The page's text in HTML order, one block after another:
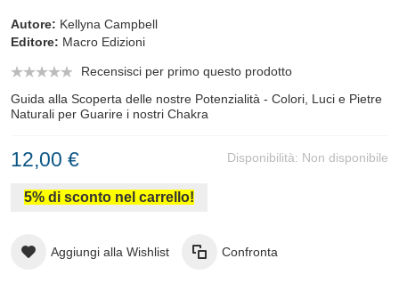
Autore: Kellyna Campbell
Editore: Macro Edizioni
Recensisci per primo questo prodotto
Guida alla Scoperta delle nostre Potenzialità - Colori, Luci e Pietre
Naturali per Guarire i nostri Chakra
Disponibilità: Non disponibile
12,00 €
5% di sconto nel carrello!
Aggiungi alla Wishlist Confronta